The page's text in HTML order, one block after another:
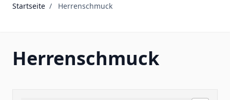
Startseite / Herrenschmuck
Herrenschmuck